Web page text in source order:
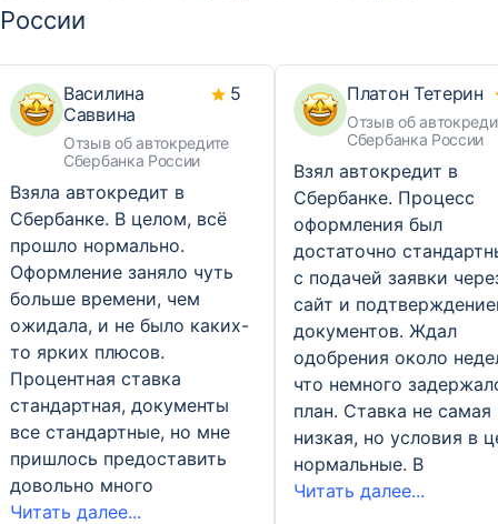
России
Василина
Саввина
Отзыв об автокредите
Сбербанка России
5
Взяла автокредит в
Сбербанке. В целом, всё
прошло нормально.
Оформление заняло чуть
больше времени, чем
ожидала, и не было каких-
то ярких плюсов.
Процентная ставка
стандартная, документы
все стандартные, но мне
пришлось предоставить
довольно много
Читать далее...
Платон Тетерин
Отзыв об
Сбербанка России
Взял автокредит в
Сбербанке. Процесс
оформления был
достаточно
с подачей заявки
сайт и
документов. Ждал
одобрения около
что немного
план. Ставка не самая
низкая, но условия в
нормальные. В
Читать далее...